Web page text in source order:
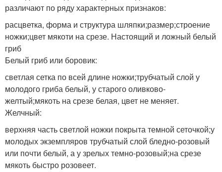
различают по ряду характерных признаков:
расцветка, форма и структура шляпки;размер;строение
ножки;цвет мякоти на срезе. Настоящий и ложный белый
гриб
Белый гриб или боровик:
светлая сетка по всей длине ножки;трубчатый слой у
молодого гриба белый, у старого оливково-
желтый;мякоть на срезе белая, цвет не меняет.
Желчный:
верхняя часть светлой ножки покрыта темной сеточкой;у
молодых экземпляров трубчатый слой бледно-розовый
или почти белый, а у зрелых темно-розовый;на срезе
мякоть быстро розовеет.